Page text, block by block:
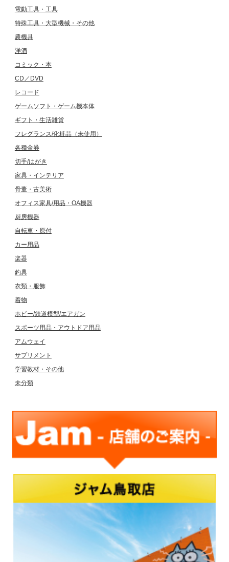
電動工具・工具
特殊工具・大型機械・その他
農機具
洋酒
コミック・本
CD／DVD
レコード
ゲームソフト・ゲーム機本体
ギフト・生活雑貨
フレグランス/化粧品（未使用）
各種金券
切手/はがき
家具・インテリア
骨董・古美術
オフィス家具/用品・OA機器
厨房機器
自転車・原付
カー用品
楽器
釣具
衣類・服飾
着物
ホビー/鉄道模型/エアガン
スポーツ用品・アウトドア用品
アムウェイ
サプリメント
学習教材・その他
未分類